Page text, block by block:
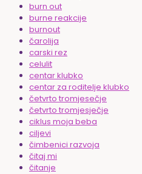
burn out
burne reakcije
burnout
čarolija
carski rez
celulit
centar klubko
centar za roditelje klubko
četvrto tromjesečje
četvrto tromjesječje
ciklus moja beba
ciljevi
čimbenici razvoja
čitaj mi
čitanje